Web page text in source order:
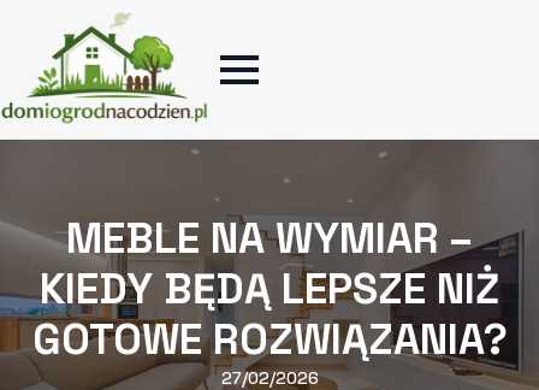
MEBLE NA WYMIAR –
KIEDY BĘDĄ LEPSZE NIŻ
GOTOWE ROZWIĄZANIA?
27/02/2026